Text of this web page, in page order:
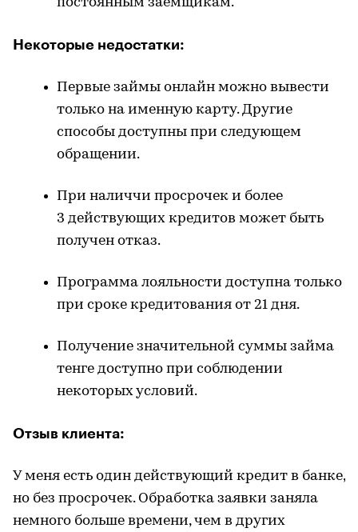
Некоторые недостатки:
Первые займы онлайн можно вывести
только на именную карту. Другие
способы доступны при следующем
обращении.
При наличчи просрочек и более
3 действующих кредитов может быть
получен отказ.
Программа лояльности доступна только
при сроке кредитования от 21 дня.
Получение значительной суммы займа
тенге доступно при соблюдении
некоторых условий.
Отзыв клиента:
У меня есть один действующий кредит в банке,
но без просрочек. Обработка заявки заняла
немного больше времени, чем в других